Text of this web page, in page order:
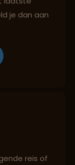
je dan aan
reis of